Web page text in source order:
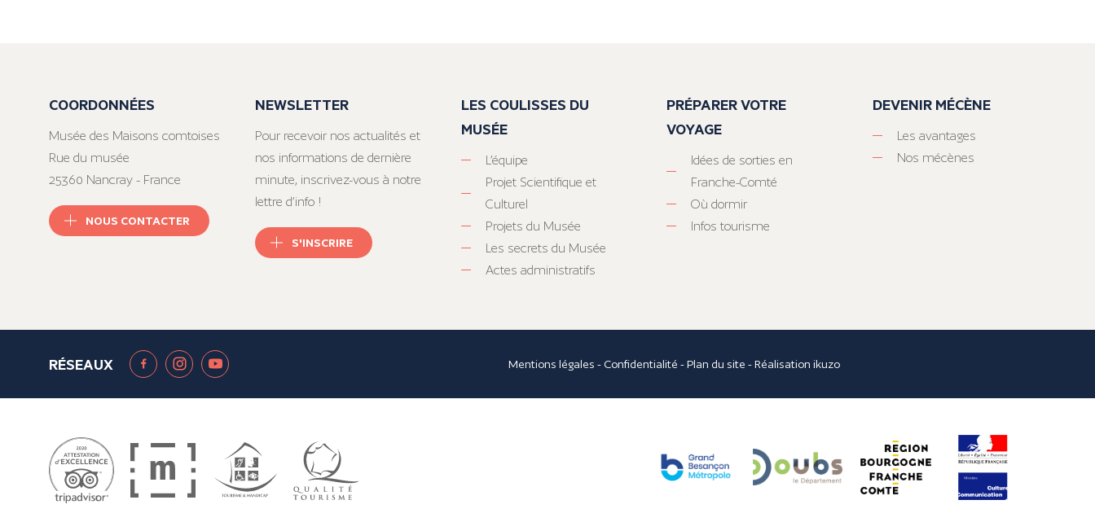
COORDONNÉES
Musée des Maisons comtoises
Rue du musée
25360 Nancray - France
NOUS CONTACTER
NEWSLETTER
Pour recevoir nos actualités et
nos informations de dernière
minute, inscrivez-vous à notre
lettre d’info !
S'INSCRIRE
LES COULISSES DU
MUSÉE
L’équipe
Projet Scientifique et
Culturel
Projets du Musée
Les secrets du Musée
Actes administratifs
PRÉPARER VOTRE
VOYAGE
Idées de sorties en
Franche-Comté
Où dormir
Infos tourisme
DEVENIR MÉCÈNE
Les avantages
Nos mécènes
RÉSEAUX Mentions légales - Confidentialité -Plan du site - Réalisationikuzo